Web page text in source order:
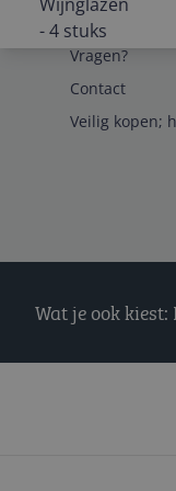
Service
Vragen?
Contact
Veilig kopen;
Wat je ook